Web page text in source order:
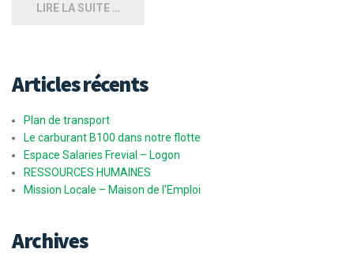
LIRE LA SUITE …
Articles récents
Plan de transport
Le carburant B100 dans notre flotte
Espace Salaries Frevial – Logon
RESSOURCES HUMAINES
Mission Locale – Maison de l’Emploi
Archives